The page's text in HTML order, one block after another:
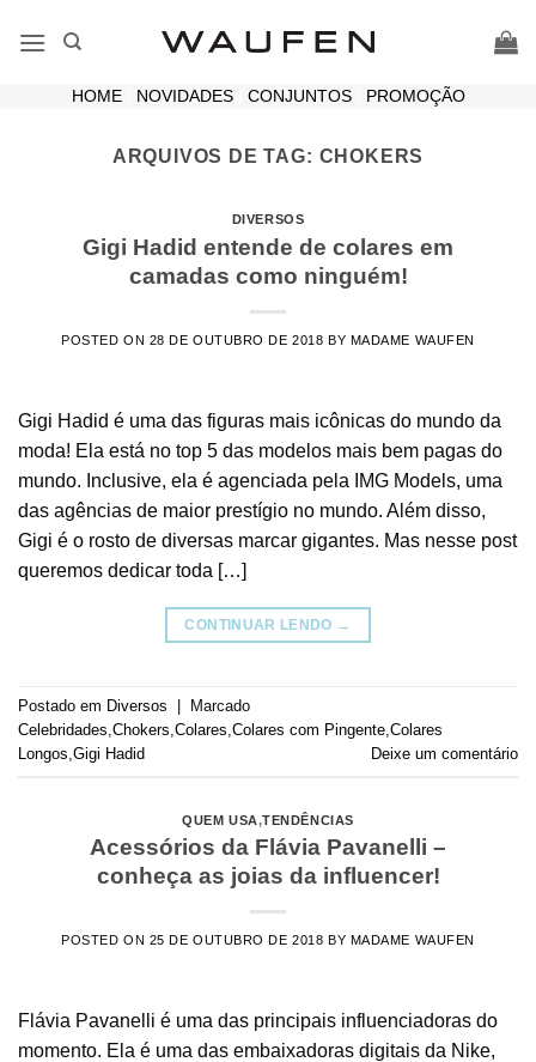
HOME| NOVIDADES| CONJUNTOS| PROMOÇÃO
ARQUIVOS DE TAG: CHOKERS
DIVERSOS
Gigi Hadid entende de colares em
camadas como ninguém!
POSTED ON 28 DE OUTUBRO DE 2018 BY MADAME WAUFEN
Gigi Hadid é uma das figuras mais icônicas do mundo da
moda! Ela está no top 5 das modelos mais bem pagas do
mundo. Inclusive, ela é agenciada pela IMG Models, uma
das agências de maior prestígio no mundo. Além disso,
Gigi é o rosto de diversas marcar gigantes. Mas nesse post
queremos dedicar toda […]
CONTINUAR LENDO →
Postado em Diversos
Marcado
Celebridades Chokers Colares Colares com Pingente Colares
Longos Gigi Hadid Deixe um comentário
QUEM USA,TENDÊNCIAS
Acessórios da Flávia Pavanelli –
conheça as joias da influencer!
POSTED ON 25 DE OUTUBRO DE 2018 BY MADAME WAUFEN
Flávia Pavanelli é uma das principais influenciadoras do
momento. Ela é uma das embaixadoras digitais da Nike,